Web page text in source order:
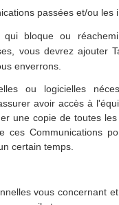
passées et/ou les
bloque ou
vous devrez ajouter
enverrons.
ou logicielles
avoir accès à
une copie de toutes
ces Communications
certain temps.
vous concernant